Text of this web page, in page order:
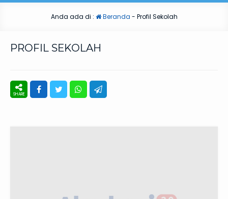
Anda ada di : Beranda - Profil Sekolah
PROFIL SEKOLAH